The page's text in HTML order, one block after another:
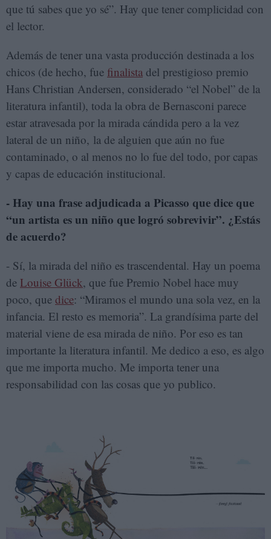
que tú sabes que yo sé”. Hay que tener complicidad con
el lector.
Además de tener una vasta producción destinada a los
chicos (de hecho, fue finalista del prestigioso premio
Hans Christian Andersen, considerado “el Nobel” de la
literatura infantil), toda la obra de Bernasconi parece
estar atravesada por la mirada cándida pero a la vez
lateral de un niño, la de alguien que aún no fue
contaminado, o al menos no lo fue del todo, por capas
y capas de educación institucional.
- Hay una frase adjudicada a Picasso que dice que
“un artista es un niño que logró sobrevivir”. ¿Estás
de acuerdo?
- Sí, la mirada del niño es trascendental. Hay un poema
de Louise Glück, que fue Premio Nobel hace muy
poco, que dice: “Miramos el mundo una sola vez, en la
infancia. El resto es memoria”. La grandísima parte del
material viene de esa mirada de niño. Por eso es tan
importante la literatura infantil. Me dedico a eso, es algo
que me importa mucho. Me importa tener una
responsabilidad con las cosas que yo publico.